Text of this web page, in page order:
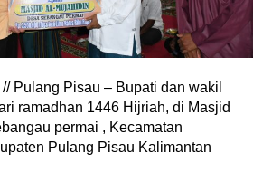
Pulang Pisau – Bupati dan wakil
ramadhan 1446 Hijriah, di Masjid
permai , Kecamatan
Pulang Pisau Kalimantan